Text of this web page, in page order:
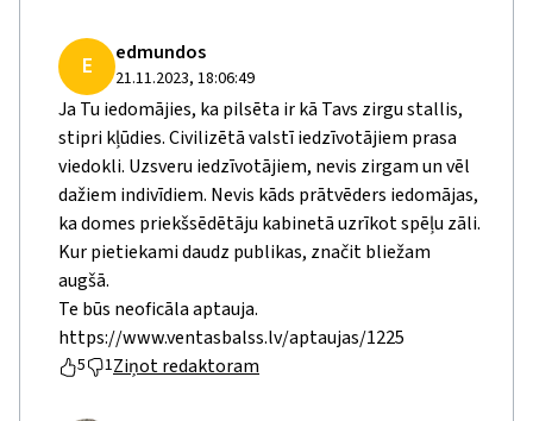
E edmundos
21.11.2023, 18:06:49
Ja Tu iedomājies, ka pilsēta ir kā Tavs zirgu stallis,
stipri kļūdies. Civilizētā valstī iedzīvotājiem prasa
viedokli. Uzsveru iedzīvotājiem, nevis zirgam un vēl
dažiem indivīdiem. Nevis kāds prātvēders iedomājas,
ka domes priekšsēdētāju kabinetā uzrīkot spēļu zāli.
Kur pietiekami daudz publikas, značit bliežam
augšā.
Te būs neoficāla aptauja.
https://www.ventasbalss.lv/aptaujas/1225
5 1Ziņot redaktoram